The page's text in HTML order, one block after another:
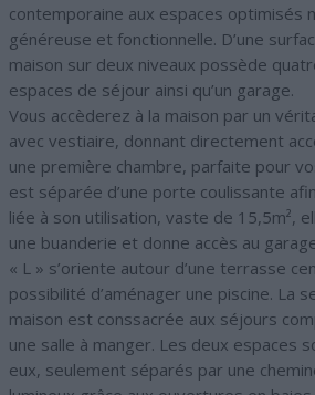
contemporaine aux espaces optimisés
généreuse et fonctionnelle. D’une
maison sur deux niveaux possède
espaces de séjour ainsi qu’un garage.
Vous accèderez à la maison par un
avec vestiaire, donnant directement
une première chambre, parfaite pour
est séparée d’une porte coulissante
liée à son utilisation, vaste de 15,5m²,
une buanderie et donne accès au
« L » s’oriente autour d’une terrasse
possibilité d’aménager une piscine. La
maison est conssacrée aux séjours
une salle à manger. Les deux espaces
eux, seulement séparés par une